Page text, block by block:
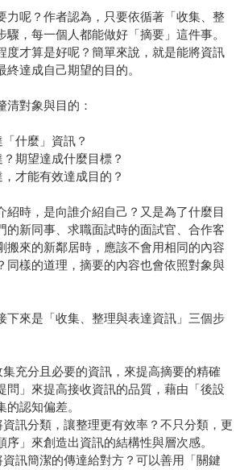
力呢？作者認為，只要依循著「收集、整
，每一個人都能做好「摘要」這件事。
度才算是好呢？簡單來說，就是能將資訊
達成自己期望的目的。
清對象與目的：
什麼」資訊？
期望達成什麼目標？
才能有效達成目的？
紹時，是向誰介紹自己？又是為了什麼目
的新同事、求職面試時的面試官、合作客
搬來的新鄰居時，應該不會用相同的內容
同樣的道理，摘要的內容也會依照對象與
下來是「收集、整理與表達資訊」三個步
充分且必要的資訊，來提高摘要的精確
問」來提高接收資訊的品質，藉由「後設
認知偏差。
訊分類，讓整理更有效率？不只分類，更
」來創造出資訊的結構性與層次感。
訊簡潔的傳達給對方？可以善用「關鍵